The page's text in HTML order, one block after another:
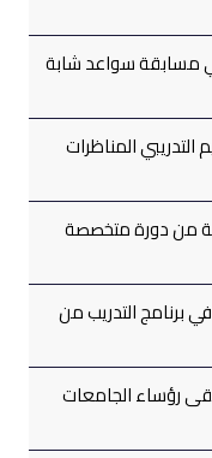
مسابقة سواعد شابة
المناظرات
من دورة متخصصة
برنامج التدريب من
رؤساء الجامعات